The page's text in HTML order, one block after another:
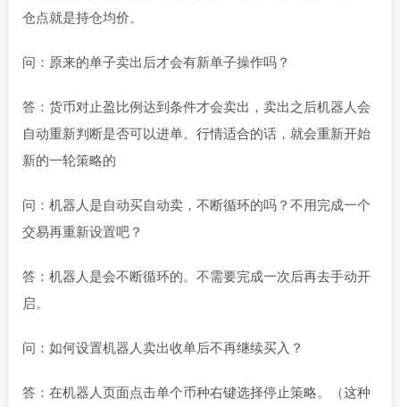
仓点就是持仓均价。
问：原来的单子卖出后才会有新单子操作吗？
答：货币对止盈比例达到条件才会卖出，卖出之后机器人会
自动重新判断是否可以进单。行情适合的话，就会重新开始
新的一轮策略的
问：机器人是自动买自动卖，不断循环的吗？不用完成一个
交易再重新设置吧？
答：机器人是会不断循环的。不需要完成一次后再去手动开
启。
问：如何设置机器人卖出收单后不再继续买入？
答：在机器人页面点击单个币种右键选择停止策略。（这种